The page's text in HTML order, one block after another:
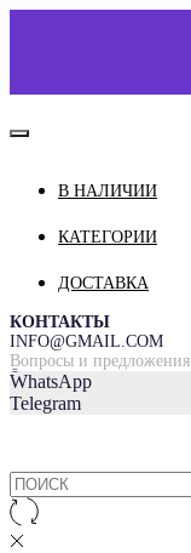
О НАС
ДОСТАВКА И ОПЛАТА
=
В НАЛИЧИИ
КАТЕГОРИИ
ДОСТАВКА
КОНТАКТЫ
INFO@GMAIL.COM
Вопросы и предложения
WhatsApp
Telegram